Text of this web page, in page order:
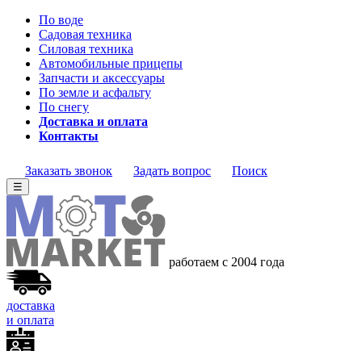
По воде
Садовая техника
Силовая техника
Автомобильные прицепы
Запчасти и аксессуары
По земле и асфальту
По снегу
Доставка и оплата
Контакты
Заказать звонок Задать вопрос Поиск
☰
работаем с 2004 года
доставка
и оплата